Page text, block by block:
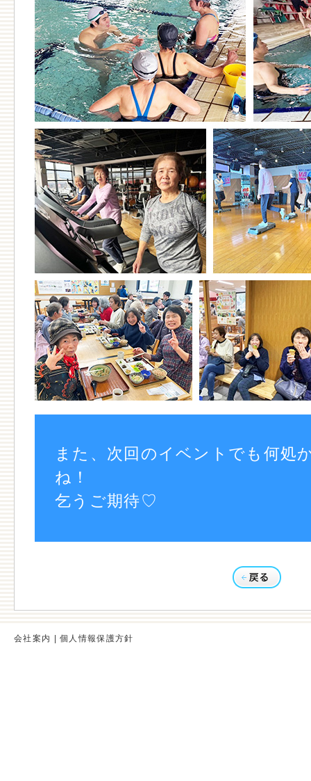
また、次回のイベントでも何処
ね！
乞うご期待♡
会社案内 |個人情報保護方針